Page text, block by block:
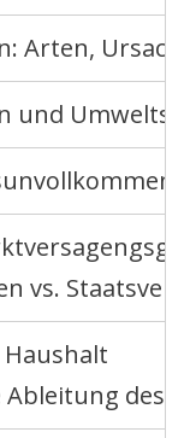
Arten,
und
vs.
Ableitung des